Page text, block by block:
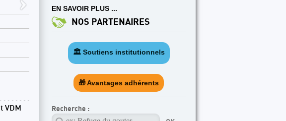
VDM
EN SAVOIR PLUS ...
NOS PARTENAIRES
🏛️ Soutiens institutionnels
🎁 Avantages adhérents
Recherche :